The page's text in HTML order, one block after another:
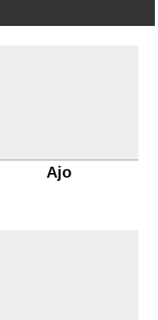
Ajo